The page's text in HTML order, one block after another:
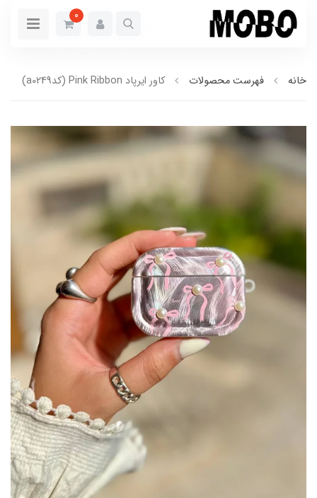
0
خانه فهرست محصولات کاور ایرپاد Pink Ribbon (کدa0249)